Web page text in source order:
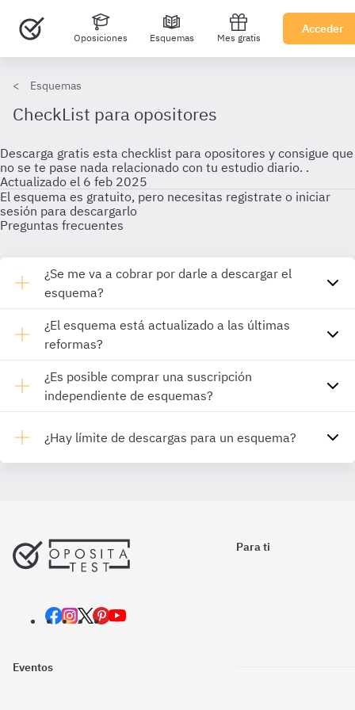
Oposiciones Esquemas Mes gratis
Acceder
Esquemas
CheckList para opositores
Descarga gratis esta checklist para opositores y consigue que
no se te pase nada relacionado con tu estudio diario. .
Actualizado el 6 feb 2025
El esquema es gratuito, pero necesitas registrate o iniciar
sesión para descargarlo
Preguntas frecuentes
¿Se me va a cobrar por darle a descargar el
esquema?
¿El esquema está actualizado a las últimas
reformas?
¿Es posible comprar una suscripción
independiente de esquemas?
¿Hay límite de descargas para un esquema?
Para ti
Eventos